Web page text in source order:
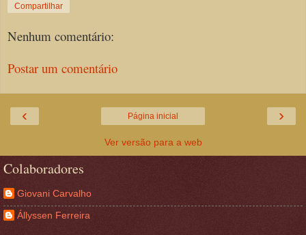
Compartilhar
Nenhum comentário:
Postar um comentário
‹ ›
Página inicial
Ver versão para a web
Colaboradores
Giovani Carvalho
Állyssen Ferreira